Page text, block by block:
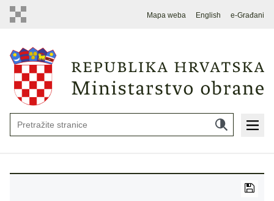
Mapa weba English e-Građani